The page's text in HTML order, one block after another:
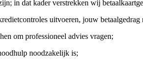
in dat kader verstrekken wij
uitvoeren, jouw
om professioneel advies vragen;
noodzakelijk is;